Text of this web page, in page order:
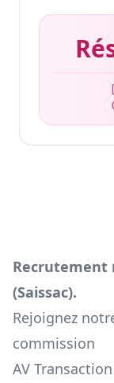
Recrutement
(Saissac).
Rejoignez
commission
AV